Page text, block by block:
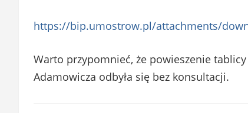
https://bip.umostrow.pl/attachments/
Warto przypomnieć, że powieszenie
Adamowicza odbyła się bez konsultacji.